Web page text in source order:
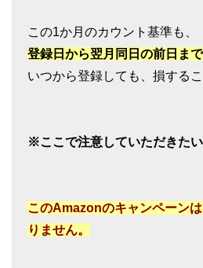
この1か月のカウント基準も、
登録日から翌月同日の前日ま
いつから登録しても、損する
※ここで注意していただきたい
このAmazonのキャンペーン
りません。